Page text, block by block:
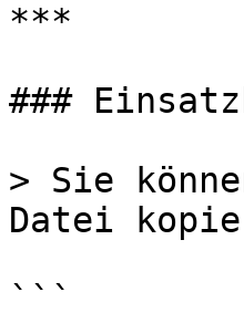
***
###
> Sie
Datei
```